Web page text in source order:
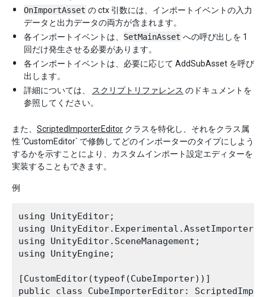
OnImportAsset の ctx 引数には、インポートイベントの入力
データと出力データの両方が含まれます。
各インポートイベントは、 SetMainAsset への呼び出しを 1
回だけ発生させる必要があります。
各インポートイベントは、必要に応じて AddSubAsset を呼び
出します。
詳細については、
スクリプトリファレンス のドキュメントを
参照してください。
また、 ScriptedImporterEditor クラスを特化し、それをクラス属
性 ’CustomEditor` で修飾してどのインポーターのタイプにしよう
するかを示すことにより、カスタムインポート設定エディターを
実装することもできます。
例
using UnityEditor;
using UnityEditor.Experimental.AssetImporters;
using UnityEditor.SceneManagement;
using UnityEngine;
[CustomEditor(typeof(CubeImporter))]
public class CubeImporterEditor: